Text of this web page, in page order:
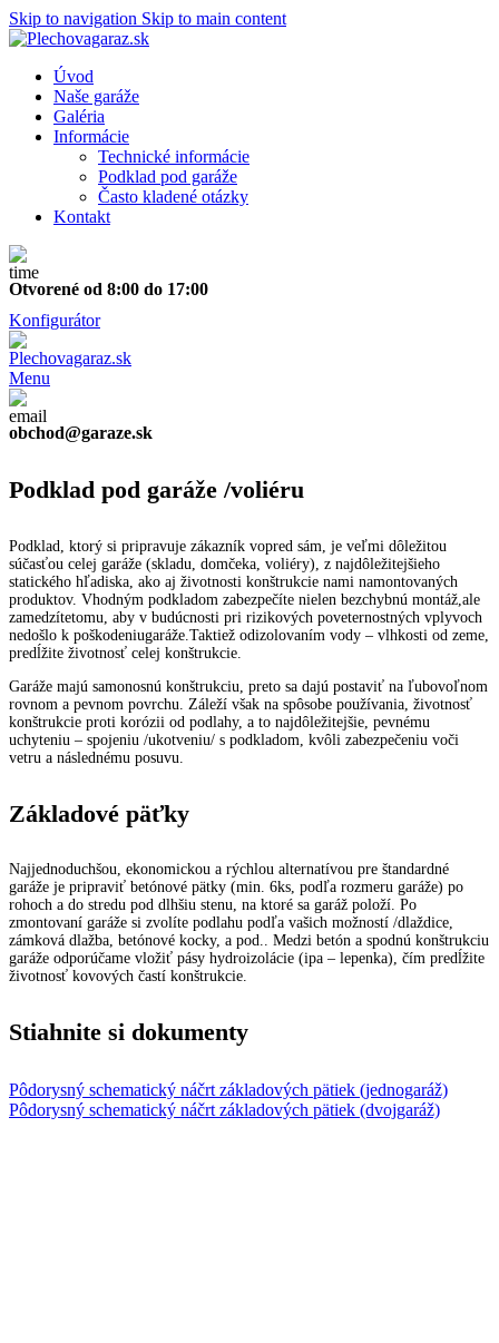
Skip to navigation Skip to main content
Úvod
Naše garáže
Galéria
Informácie
Technické informácie
Podklad pod garáže
Často kladené otázky
Kontakt
Otvorené od 8:00 do 17:00
Konfigurátor
Menu
obchod@garaze.sk
Podklad pod garáže /voliéru
Podklad, ktorý si pripravuje zákazník vopred sám, je veľmi dôležitou
súčasťou celej garáže (skladu, domčeka, voliéry), z najdôležitejšieho
statického hľadiska, ako aj životnosti konštrukcie nami namontovaných
produktov. Vhodným podkladom zabezpečíte nielen bezchybnú montáž,ale
zamedzítetomu, aby v budúcnosti pri rizikových poveternostných vplyvoch
nedošlo k poškodeniugaráže.Taktiež odizolovaním vody – vlhkosti od zeme,
predĺžite životnosť celej konštrukcie.
Garáže majú samonosnú konštrukciu, preto sa dajú postaviť na ľubovoľnom
rovnom a pevnom povrchu. Záleží však na spôsobe používania, životnosť
konštrukcie proti korózii od podlahy, a to najdôležitejšie, pevnému
uchyteniu – spojeniu /ukotveniu/ s podkladom, kvôli zabezpečeniu voči
vetru a následnému posuvu.
Základové päťky
Najjednoduchšou, ekonomickou a rýchlou alternatívou pre štandardné
garáže je pripraviť betónové pätky (min. 6ks, podľa rozmeru garáže) po
rohoch a do stredu pod dlhšiu stenu, na ktoré sa garáž položí. Po
zmontovaní garáže si zvolíte podlahu podľa vašich možností /dlaždice,
zámková dlažba, betónové kocky, a pod.. Medzi betón a spodnú konštrukciu
garáže odporúčame vložiť pásy hydroizolácie (ipa – lepenka), čím predĺžite
životnosť kovových častí konštrukcie.
Stiahnite si dokumenty
Pôdorysný schematický náčrt základových pätiek (jednogaráž)
Pôdorysný schematický náčrt základových pätiek (dvojgaráž)